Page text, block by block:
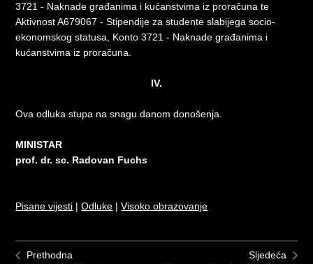
3721 - Naknade građanima i kućanstvima iz proračuna te
Aktivnost A679067 - Stipendije za studente slabijega socio-
ekonomskog statusa, Konto 3721 - Naknade građanima i
kućanstvima iz proračuna.
IV.
Ova odluka stupa na snagu danom donošenja.
MINISTAR
prof. dr. sc. Radovan Fuchs
Pisane vijesti |Odluke |Visoko obrazovanje
Prethodna
Sljedeća